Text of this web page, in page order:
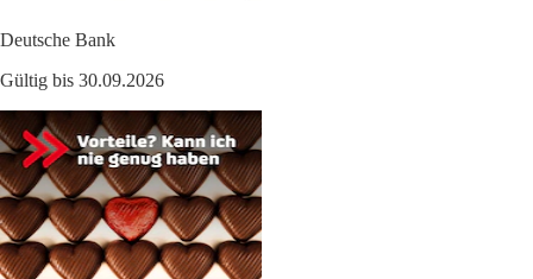
Deutsche Bank
Gültig bis 30.09.2026